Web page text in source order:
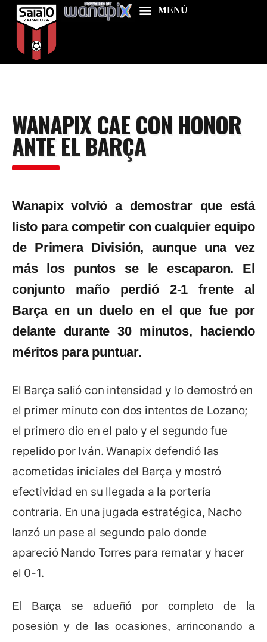
Food & Drink
Features
News
WANAPIX CAE CON HONOR
ANTE EL BARÇA
Wanapix volvió a demostrar que está
listo para competir con cualquier equipo
de Primera División, aunque una vez
más los puntos se le escaparon. El
conjunto maño perdió 2-1 frente al
Barça en un duelo en el que fue por
delante durante 30 minutos, haciendo
méritos para puntuar.
El Barça salió con intensidad y lo demostró en
el primer minuto con dos intentos de Lozano;
el primero dio en el palo y el segundo fue
repelido por Iván. Wanapix defendió las
acometidas iniciales del Barça y mostró
efectividad en su llegada a la portería
contraria. En una jugada estratégica, Nacho
lanzó un pase al segundo palo donde
apareció Nando Torres para rematar y hacer
el 0-1.
El Barça se adueñó por completo de la
posesión y de las ocasiones, arrinconando a